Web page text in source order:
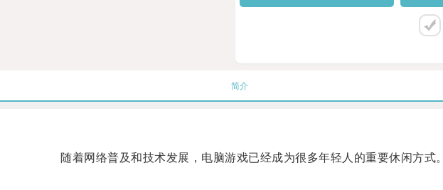
简介
随着网络普及和技术发展，电脑游戏已经成为很多年轻人的重要休闲方式。